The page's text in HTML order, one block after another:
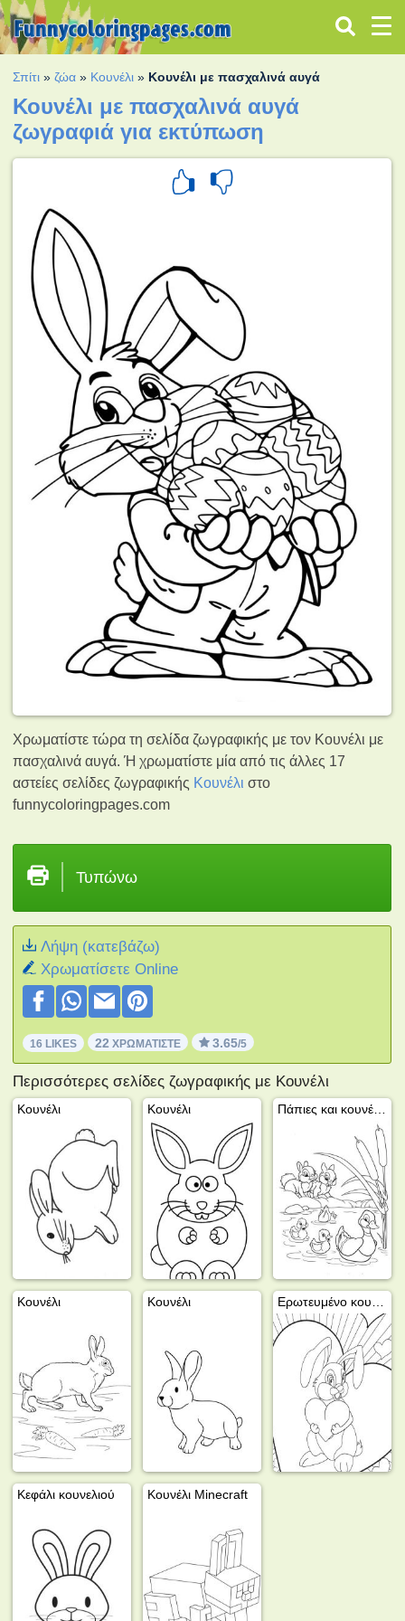
Σπίτι »ζώα » Κουνέλι » Κουνέλι με πασχαλινά αυγά
Κουνέλι με πασχαλινά αυγά
ζωγραφιά για εκτύπωση
Χρωματίστε τώρα τη σελίδα ζωγραφικής με τον Κουνέλι με
πασχαλινά αυγά. Ή χρωματίστε μία από τις άλλες 17
αστείες σελίδες ζωγραφικής Κουνέλι στο
funnycoloringpages.com
Τυπώνω
Λήψη (κατεβάζω)
Xρωματίσετε Online
16 LIKES 22 ΧΡΩΜΑΤΊΣΤΕ 3.65/5
Περισσότερες σελίδες ζωγραφικής με Κουνέλι
Κουνέλι Κουνέλι
Κουνέλι Κουνέλι
Κεφάλι κουνελιού Κουνέλι Minecraft